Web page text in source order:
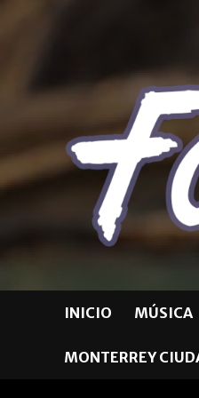
INICIO MÚSICA
MONTERREY